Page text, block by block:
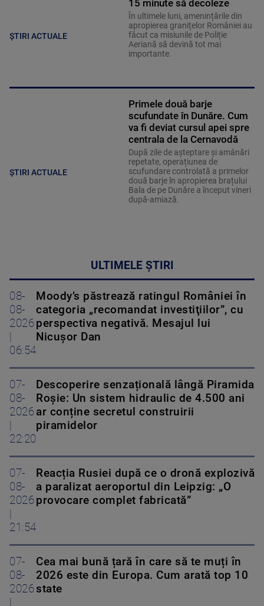
ȘTIRI ACTUALE
15 minute să decoleze
În ultimele luni, amenințările din
apropierea granițelor României au
făcut ca misiunile de Poliție
Aeriană să devină tot mai
importante.
ȘTIRI ACTUALE
Primele două barje
scufundate în Dunăre. Cum
va fi deviat cursul apei spre
centrala de la Cernavodă
După zile de așteptare și amânări
repetate, operațiunea de
scufundare controlată a primelor
două barje în apropierea brațului
Bala de pe Dunăre a început vineri
după-amiază.
ULTIMELE ȘTIRI
08-
08-
2026
06:54
Moody’s păstrează ratingul României în
categoria „recomandat investiţiilor”, cu
perspectiva negativă. Mesajul lui
Nicușor Dan
07-
08-
2026
22:20
Descoperire senzațională lângă Piramida
Roșie: Un sistem hidraulic de 4.500 ani
ar conține secretul construirii
piramidelor
07-
08-
2026
21:54
Reacția Rusiei după ce o dronă explozivă
a paralizat aeroportul din Leipzig: „O
provocare complet fabricată”
07-
08-
2026
Cea mai bună țară în care să te muți în
2026 este din Europa. Cum arată top 10
state